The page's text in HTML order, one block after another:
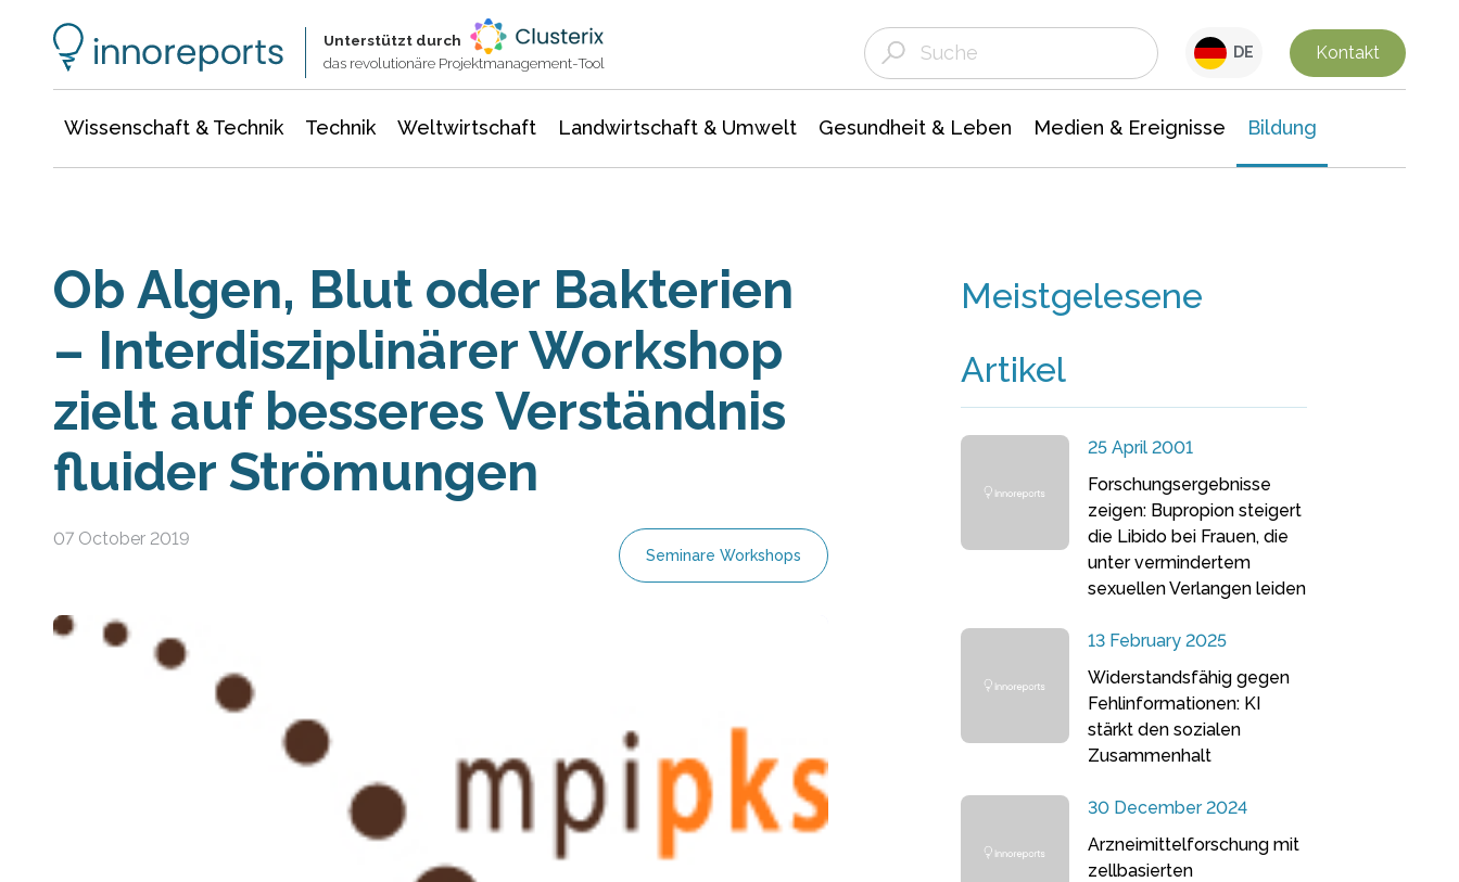
Unterstützt durch
das revolutionäre Projektmanagement-Tool
DE Kontakt
Wissenschaft & Technik Technik Weltwirtschaft Landwirtschaft & Umwelt Gesundheit & Leben Medien & Ereignisse Bildung
Ob Algen, Blut oder Bakterien
– Interdisziplinärer Workshop
zielt auf besseres Verständnis
fluider Strömungen
07 October 2019
Seminare Workshops
Meistgelesene
Artikel
25 April 2001
Forschungsergebnisse
zeigen: Bupropion steigert
die Libido bei Frauen, die
unter vermindertem
sexuellen Verlangen leiden
13 February 2025
Widerstandsfähig gegen
Fehlinformationen: KI
stärkt den sozialen
Zusammenhalt
30 December 2024
Arzneimittelforschung mit
zellbasierten